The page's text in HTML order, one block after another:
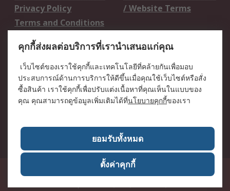
Privacy Policy
/ Website Terms
Terms and Conditions
เกี่ยวกับ RS / About RS
RS ทั่วโลก / RS
Worldwide
ข่าวประชาสัมพันธ์ / Press
Centre
บริษัทในเครือ RS /
วิธีการชำระเงิน /
เกี่ยวกับ RS / About RS
อาชีพที่ RS / Careers
50 GMM Grammy Place, 19th Floor, Unit 1901-1904, Sukhumvit 21 Road
(Asoke), Klongtoey Nua, Wattana, Bangkok, Thailand 10110RS
คุกกี้ส่งผลต่อบริการที่เรานำเสนอแก่คุณ
เว็บไซต์ของเราใช้คุกกี้และเทคโนโลยีที่คล้ายกันเพื่อมอบ
ประสบการณ์ด้านการบริการให้ดีขึ้นเมื่อคุณใช้เว็บไซต์หรือสั่ง
ซื้อสินค้า เราใช้คุกกี้เพื่อปรับแต่งเนื้อหาที่คุณเห็นในแบบของ
คุณ คุณสามารถดูข้อมูลเพิ่มเติมได้ที่นโยบายคุกกี้ของเรา
ยอมรับทั้งหมด
ตั้งค่าคุกกี้